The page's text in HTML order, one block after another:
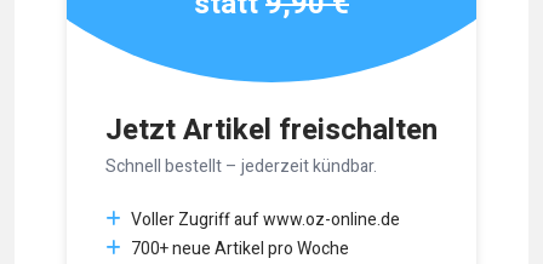
Jetzt Artikel freischalten
Schnell bestellt – jederzeit kündbar.
Voller Zugriff auf www.oz-online.de
700+ neue Artikel pro Woche